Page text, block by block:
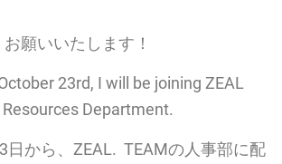
願いいたします！
23rd, I will be joining ZEAL
Resources Department.
日から、ZEAL. TEAMの人事部に配